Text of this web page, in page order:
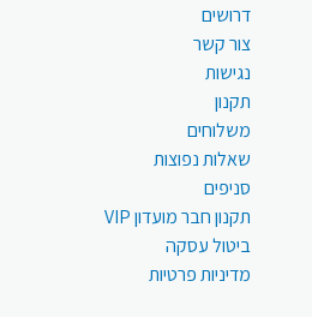
דרושים
צור קשר
נגישות
תקנון
משלוחים
שאלות נפוצות
סניפים
תקנון חבר מועדון VIP
ביטול עסקה
מדיניות פרטיות